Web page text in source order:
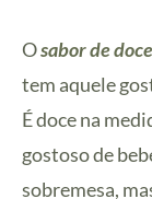
Osabor de
tem aquele
É doce na
gostoso de
sobremesa,